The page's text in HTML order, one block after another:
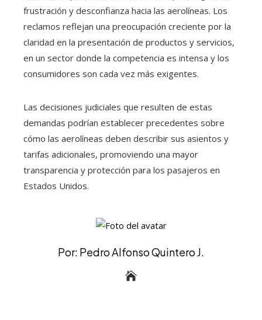
frustración y desconfianza hacia las aerolíneas. Los
reclamos reflejan una preocupación creciente por la
claridad en la presentación de productos y servicios,
en un sector donde la competencia es intensa y los
consumidores son cada vez más exigentes.
Las decisiones judiciales que resulten de estas
demandas podrían establecer precedentes sobre
cómo las aerolíneas deben describir sus asientos y
tarifas adicionales, promoviendo una mayor
transparencia y protección para los pasajeros en
Estados Unidos.
Por: Pedro Alfonso Quintero J.